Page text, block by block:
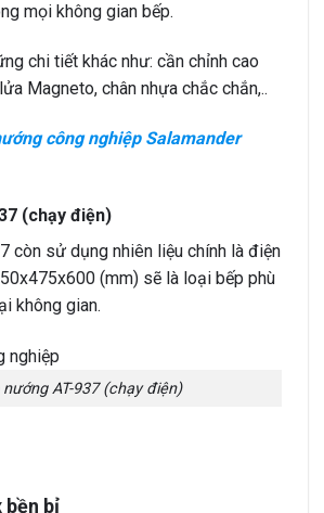
mọi không gian bếp.
chi tiết khác như: cần chỉnh cao
Magneto, chân nhựa chắc chắn,..
công nghiệp Salamander
(chạy điện)
còn sử dụng nhiên liệu chính là điện
(mm) sẽ là loại bếp phù
không gian.
nướng AT-937 (chạy điện)
bền bỉ